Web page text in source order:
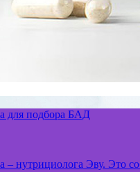
для подбора БАД
– нутрициолога Эву. Это